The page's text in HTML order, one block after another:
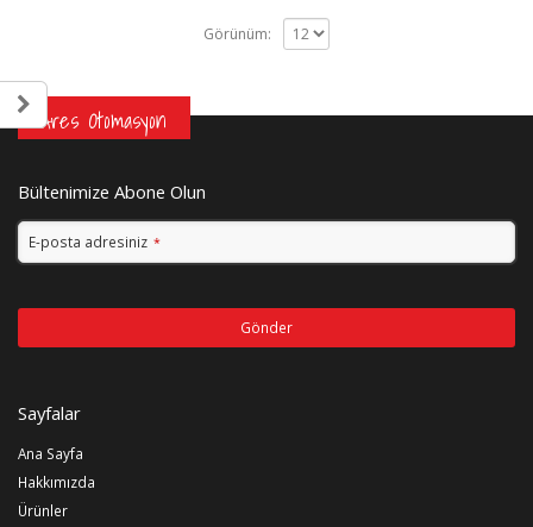
Görünüm:
Ares Otomasyon
Bültenimize Abone Olun
E-posta adresiniz *
Gönder
boş
bırakılmalıdır
Sayfalar
Ana Sayfa
Hakkımızda
Ürünler